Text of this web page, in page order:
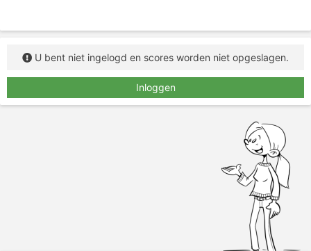
U bent niet ingelogd en scores worden niet opgeslagen.
Inloggen